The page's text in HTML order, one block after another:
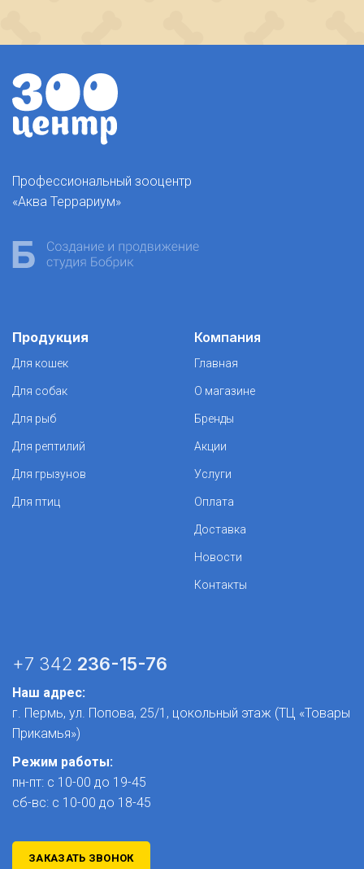
Профессиональный зооцентр
«Аква Террариум»
Продукция
Для кошек
Для собак
Для рыб
Для рептилий
Для грызунов
Для птиц
Компания
Главная
О магазине
Бренды
Акции
Услуги
Оплата
Доставка
Новости
Контакты
+7 342 236-15-76
Наш адрес:
г. Пермь, ул. Попова, 25/1​, цокольный этаж (ТЦ «Товары
Прикамья»)
Режим работы:
пн-пт: с 10-00 до 19-45
сб-вс: с 10-00 до 18-45
ЗАКАЗАТЬ ЗВОНОК